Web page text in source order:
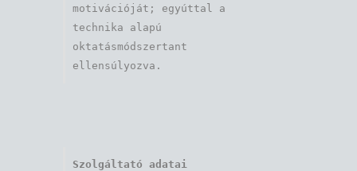
motivációját; egyúttal a
technika alapú
oktatásmódszertant
ellensúlyozva.
Szolgáltató adatai